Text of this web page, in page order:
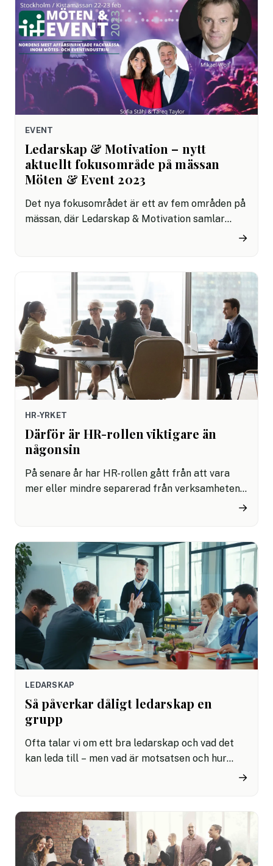
EVENT
Ledarskap & Motivation – nytt
aktuellt fokusområde på mässan
Möten & Event 2023
Det nya fokusområdet är ett av fem områden på
mässan, där Ledarskap & Motivation samlar
→
HR-YRKET
Därför är HR-rollen viktigare än
någonsin
På senare år har HR-rollen gått från att vara
mer eller mindre separerad från verksamheten,
framgångsrika företag ge HR en central roll i
verksamheten. Här är varför.
→
LEDARSKAP
Så påverkar dåligt ledarskap en
grupp
Ofta talar vi om ett bra ledarskap och vad det
kan leda till – men vad är motsatsen och hur
vilka varningstecknen bör man hålla utkik efter?
Här är några sätt ett dåligt ledarskap kan
påverka:
→